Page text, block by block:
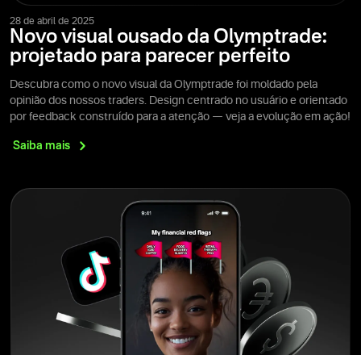
28 de abril de 2025
Novo visual ousado da Olymptrade:
projetado para parecer perfeito
Descubra como o novo visual da Olymptrade foi moldado pela
opinião dos nossos traders. Design centrado no usuário e orientado
por feedback construído para a atenção — veja a evolução em ação!
Saiba mais